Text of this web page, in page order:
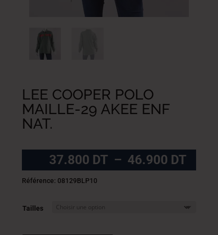
LEE COOPER POLO
MAILLE-29 AKEE ENF
NAT.
37.800 DT – 46.900 DT
de
DT
Référence: 08129BLP10
Tailles